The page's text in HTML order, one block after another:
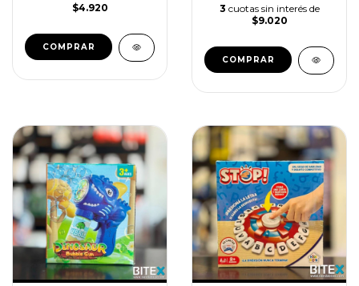
$4.920
3 cuotas sin interés de
$9.020